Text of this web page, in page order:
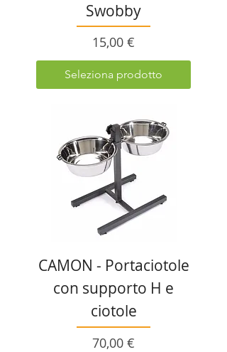
Swobby
Prezzo
15,00 €
Seleziona prodotto
CAMON - Portaciotole
con supporto H e
ciotole
Prezzo
70,00 €